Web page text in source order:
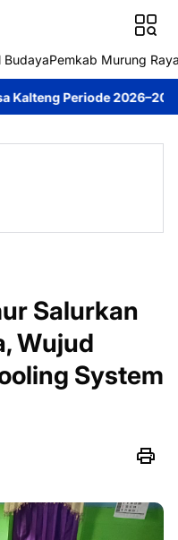
BudayaPemkab Murung
DPRD Murung
Salurkan
Wujud
System